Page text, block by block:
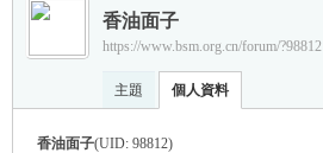
›
香油面子
https://www.bsm.org.cn/forum/?98812
主題 個人資料
香油面子(UID: 98812)